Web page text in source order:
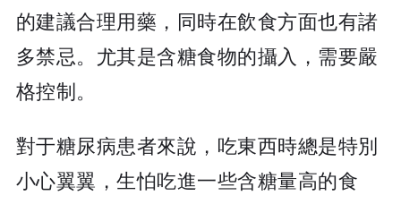
的建議合理用藥，同時在飲食方面也有諸
多禁忌。尤其是含糖食物的攝入，需要嚴
格控制。
對于糖尿病患者來說，吃東西時總是特別
小心翼翼，生怕吃進一些含糖量高的食